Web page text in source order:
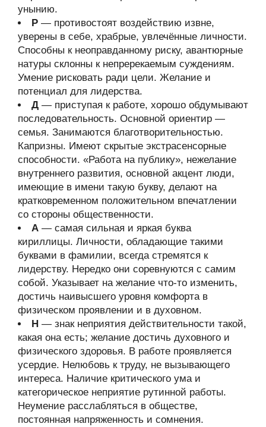
унынию.
Р — противостоят воздействию извне,
уверены в себе, храбрые, увлечённые личности.
Способны к неоправданному риску, авантюрные
натуры склонны к непререкаемым суждениям.
Умение рисковать ради цели. Желание и
потенциал для лидерства.
Д — приступая к работе, хорошо обдумывают
последовательность. Основной ориентир —
семья. Занимаются благотворительностью.
Капризны. Имеют скрытые экстрасенсорные
способности. «Работа на публику», нежелание
внутреннего развития, основной акцент люди,
имеющие в имени такую букву, делают на
кратковременном положительном впечатлении
со стороны общественности.
А — самая сильная и яркая буква
кириллицы. Личности, обладающие такими
буквами в фамилии, всегда стремятся к
лидерству. Нередко они соревнуются с самим
собой. Указывает на желание что-то изменить,
достичь наивысшего уровня комфорта в
физическом проявлении и в духовном.
Н — знак неприятия действительности такой,
какая она есть; желание достичь духовного и
физического здоровья. В работе проявляется
усердие. Нелюбовь к труду, не вызывающего
интереса. Наличие критического ума и
категорическое неприятие рутинной работы.
Неумение расслабляться в обществе,
постоянная напряженность и сомнения.